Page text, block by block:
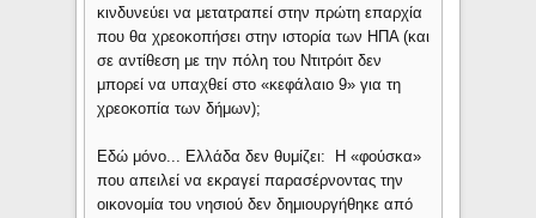
κινδυνεύει να μετατραπεί στην πρώτη επαρχία
που θα χρεοκοπήσει στην ιστορία των ΗΠΑ (και
σε αντίθεση με την πόλη του Ντιτρόιτ δεν
μπορεί να υπαχθεί στο «κεφάλαιο 9» για τη
χρεοκοπία των δήμων);
Εδώ μόνο... Ελλάδα δεν θυμίζει: Η «φούσκα»
που απειλεί να εκραγεί παρασέρνοντας την
οικονομία του νησιού δεν δημιουργήθηκε από